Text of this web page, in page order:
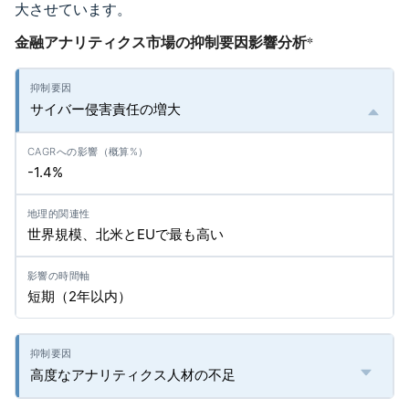
大させています。
金融アナリティクス市場の抑制要因影響分析*
サイバー侵害責任の増大
-1.4%
世界規模、北米とEUで最も高い
短期（2年以内）
高度なアナリティクス人材の不足